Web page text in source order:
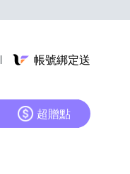
帳號綁定送
超贈點